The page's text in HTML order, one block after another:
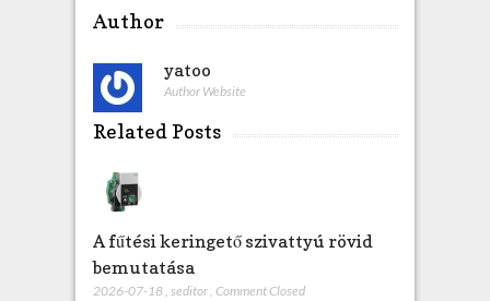
Author
yatoo
Author Website
Related Posts
A fűtési keringető szivattyú rövid
bemutatása
2026-07-18, seditor, Comment Closed